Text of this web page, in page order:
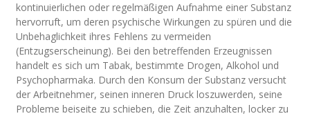
kontinuierlichen oder regelmäßigen Aufnahme einer Substanz
hervorruft, um deren psychische Wirkungen zu spüren und die
Unbehaglichkeit ihres Fehlens zu vermeiden
(Entzugserscheinung). Bei den betreffenden Erzeugnissen
handelt es sich um Tabak, bestimmte Drogen, Alkohol und
Psychopharmaka. Durch den Konsum der Substanz versucht
der Arbeitnehmer, seinen inneren Druck loszuwerden, seine
Probleme beiseite zu schieben, die Zeit anzuhalten, locker zu